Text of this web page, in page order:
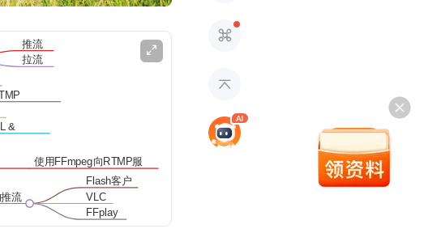
FFplay
VLC
Flash客户
端
使用FFmpeg向RTMP服
拉流
推流
功能
流
&


